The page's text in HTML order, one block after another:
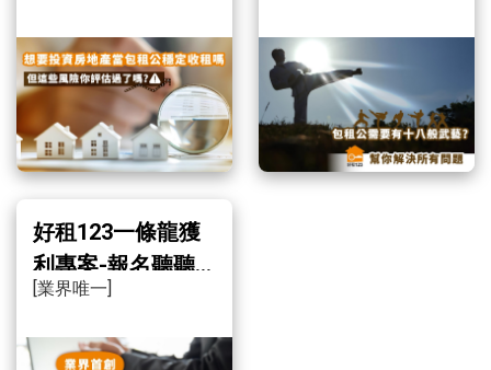
好租123一條龍獲
利專案-報名聽聽
看
[業界唯一]